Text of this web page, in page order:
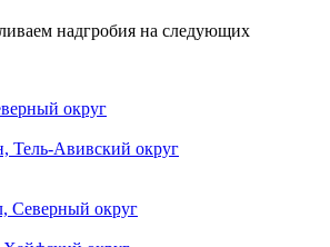
надгробия на следующих
округ
Тель-Авивский округ
Северный округ